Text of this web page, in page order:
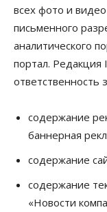
07 Августа 2026,
Общество
мяса в
Расходы
за полгода
07 Августа 2026,
07 Августа 2026,
всех фото и
письменного
аналитического
портал. Редакция
ответственность
содержание
баннерная
содержание
содержание
«Новости